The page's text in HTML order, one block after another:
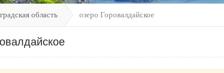
область озеро Горовалдайское